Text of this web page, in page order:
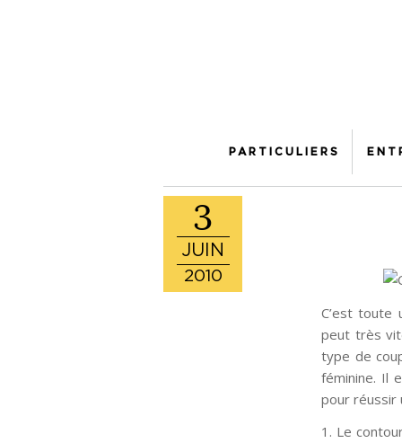
PARTICULIERS
3
JUIN
2010
C’est toute
peut très
type de
féminine. Il
pour réussir
1. Le